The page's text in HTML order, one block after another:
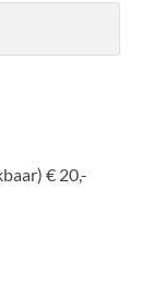
€ 20,-